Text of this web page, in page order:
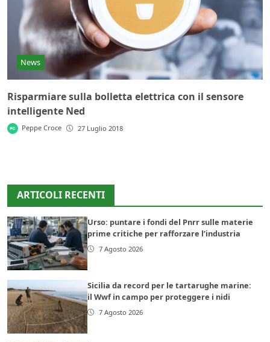
News
Risparmiare sulla bolletta elettrica con il sensore
intelligente Ned
Peppe Croce 27 Luglio 2018
ARTICOLI RECENTI
Urso: puntare i fondi del Pnrr sulle materie
prime critiche per rafforzare l’industria
7 Agosto 2026
Sicilia da record per le tartarughe marine:
il Wwf in campo per proteggere i nidi
7 Agosto 2026